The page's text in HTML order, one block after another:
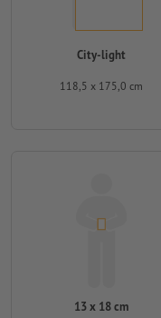
City-light
118,5 x 175,0 cm
13 x 18 cm